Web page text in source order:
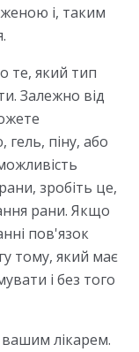
і, таким
те, який тип
Залежно від
піну, або
зробіть це,
рани. Якщо
пов'язок
тому, який має
і без того
вашим лікарем.